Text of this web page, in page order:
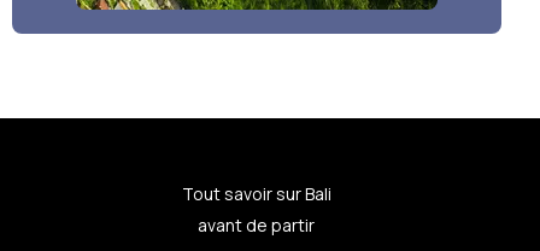
Tout savoir sur Bali
avant de partir